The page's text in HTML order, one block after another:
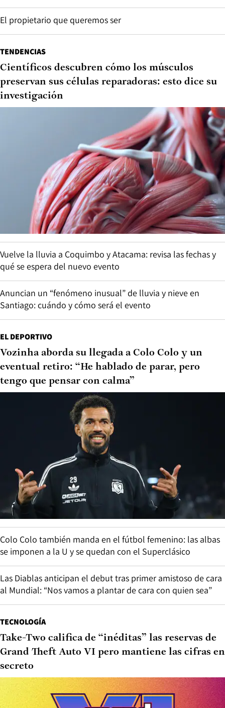
El propietario que queremos ser
TENDENCIAS
Científicos descubren cómo los músculos
preservan sus células reparadoras: esto dice su
investigación
Vuelve la lluvia a Coquimbo y Atacama: revisa las fechas y
qué se espera del nuevo evento
Anuncian un “fenómeno inusual” de lluvia y nieve en
Santiago: cuándo y cómo será el evento
EL DEPORTIVO
Vozinha aborda su llegada a Colo Colo y un
eventual retiro: “He hablado de parar, pero
tengo que pensar con calma”
Colo Colo también manda en el fútbol femenino: las albas
se imponen a la U y se quedan con el Superclásico
Las Diablas anticipan el debut tras primer amistoso de cara
al Mundial: “Nos vamos a plantar de cara con quien sea”
TECNOLOGÍA
Take-Two califica de “inéditas” las reservas de
Grand Theft Auto VI pero mantiene las cifras en
secreto